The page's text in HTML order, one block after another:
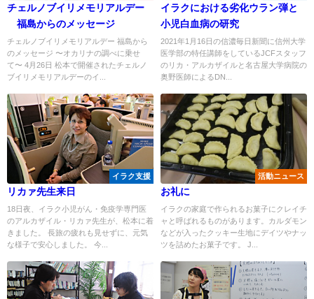
チェルノブイリメモリアルデー
福島からのメッセージ
チェルノブイリメモリアルデー 福島から
のメッセージ 〜オカリナの調べに乗せ
て〜 4月26日 松本で開催されたチェルノ
ブイリメモリアルデーのイ...
イラクにおける劣化ウラン弾と
小児白血病の研究
2021年1月16日の信濃毎日新聞に信州大学
医学部の特任講師をしているJCFスタッフ
のリカ・アルカザイルと名古屋大学病院の
奥野医師によるDN...
イラク支援
リカァ先生来日
18日夜、イラク小児がん・免疫学専門医
のアルカザイル・リカァ先生が、松本に着
きました。 長旅の疲れも見せずに、元気
な様子で安心しました。 今...
活動ニュース
お礼に
イラクの家庭で作られるお菓子にクレイチ
ャと呼ばれるものがあります。カルダモン
などが入ったクッキー生地にデイツやナッ
ツを詰めたお菓子です。 J...